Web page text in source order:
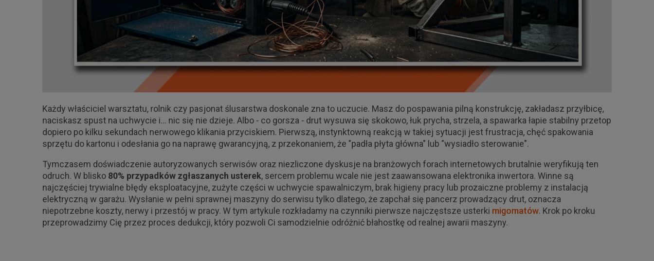
Każdy właściciel warsztatu, rolnik czy pasjonat ślusarstwa doskonale zna to uczucie. Masz do pospawania pilną konstrukcję, zakładasz przyłbicę,
naciskasz spust na uchwycie i... nic się nie dzieje. Albo - co gorsza - drut wysuwa się skokowo, łuk prycha, strzela, a spawarka łapie stabilny przetop
dopiero po kilku sekundach nerwowego klikania przyciskiem. Pierwszą, instynktowną reakcją w takiej sytuacji jest frustracja, chęć spakowania
sprzętu do kartonu i odesłania go na naprawę gwarancyjną, z przekonaniem, że "padła płyta główna" lub "wysiadło sterowanie".
Tymczasem doświadczenie autoryzowanych serwisów oraz niezliczone dyskusje na branżowych forach internetowych brutalnie weryfikują ten
odruch. W blisko 80% przypadków zgłaszanych usterek, sercem problemu wcale nie jest zaawansowana elektronika inwertora. Winne są
najczęściej trywialne błędy eksploatacyjne, zużyte części w uchwycie spawalniczym, brak higieny pracy lub prozaiczne problemy z instalacją
elektryczną w garażu. Wysłanie w pełni sprawnej maszyny do serwisu tylko dlatego, że zapchał się pancerz prowadzący drut, oznacza
niepotrzebne koszty, nerwy i przestój w pracy. W tym artykule rozkładamy na czynniki pierwsze najczęstsze usterki migomatów. Krok po kroku
przeprowadzimy Cię przez proces dedukcji, który pozwoli Ci samodzielnie odróżnić błahostkę od realnej awarii maszyny.